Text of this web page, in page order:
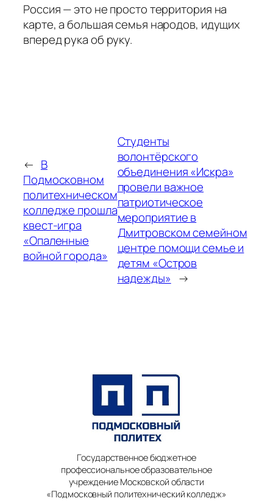
Россия — это не просто территория на
карте, а большая семья народов, идущих
вперед рука об руку.
← В
Подмосковном
политехническом
колледже прошла
квест-игра
«Опаленные
войной города»
Студенты
волонтёрского
объединения «Искра»
провели важное
патриотическое
мероприятие в
Дмитровском семейном
центре помощи семье и
детям «Остров
надежды» →
Государственное бюджетное
профессиональное образовательное
учреждение Московской области
«Подмосковный политехнический колледж»